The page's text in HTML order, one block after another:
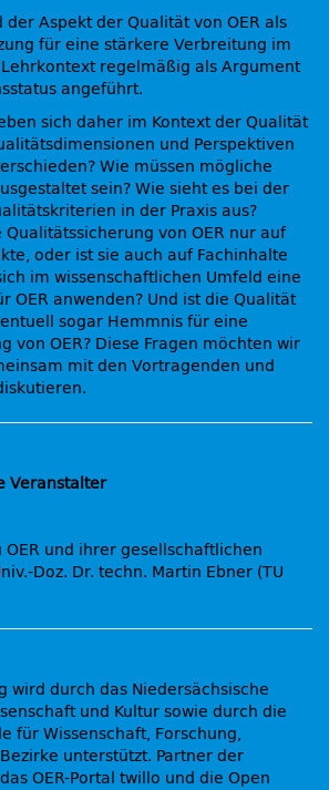
Aspekt der Qualität von OER als
für eine stärkere Verbreitung im
regelmäßig als Argument
angeführt.
sich daher im Kontext der Qualität
und Perspektiven
Wie müssen mögliche
sein? Wie sieht es bei der
in der Praxis aus?
von OER nur auf
oder ist sie auch auf Fachinhalte
im wissenschaftlichen Umfeld eine
OER anwenden? Und ist die Qualität
sogar Hemmnis für eine
von OER? Diese Fragen möchten wir
mit den Vortragenden und
Veranstalter
OER und ihrer gesellschaftlichen
Doz. Dr. techn. Martin Ebner (TU
wird durch das Niedersächsische
und Kultur sowie durch die
für Wissenschaft, Forschung,
unterstützt. Partner der
OER-Portal twillo und die Open